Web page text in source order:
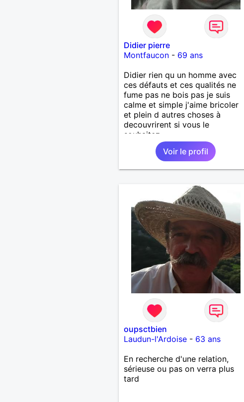
Didier pierre
Montfaucon- 69 ans
Didier rien qu un homme avec
ces défauts et ces qualités ne
fume pas ne bois pas je suis
calme et simple j'aime bricoler
et plein d autres choses à
decouvrirent si vous le
souhaitez
Voir le profil
oupsctbien
Laudun-l'Ardoise- 63 ans
En recherche d'une relation,
sérieuse ou pas on verra plus
tard